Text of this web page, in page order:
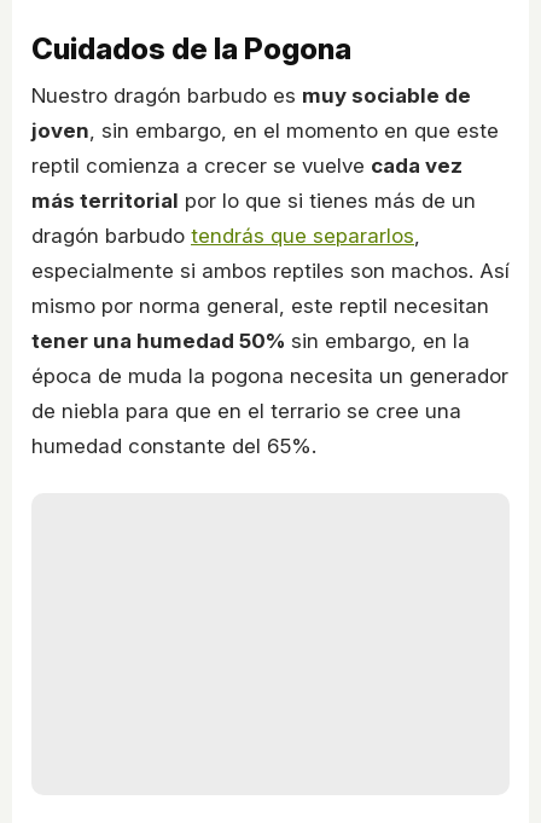
Cuidados de la Pogona
Nuestro dragón barbudo es muy sociable de
joven , sin embargo, en el momento en que este
reptil comienza a crecer se vuelve cada vez
más territorial por lo que si tienes más de un
dragón barbudo tendrás que separarlos
especialmente si ambos reptiles son machos. Así
mismo por norma general, este reptil necesitan
tener una humedad 50% sin embargo, en la
época de muda la pogona necesita un generador
de niebla para que en el terrario se cree una
humedad constante del 65%.